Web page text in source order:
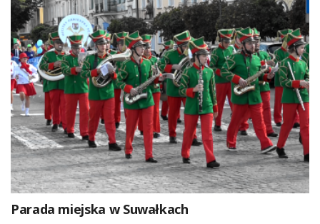
Parada miejska w Suwałkach